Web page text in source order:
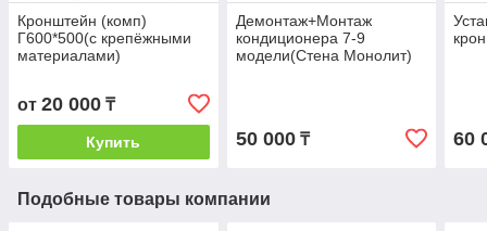
Кронштейн (комп)
Г600*500(с крепёжными
материалами)
от 20 000 ₸
Купить
Демонтаж+Монтаж
кондиционера 7-9
модели(Стена Монолит)
50 000₸ 60
Подобные товары компании